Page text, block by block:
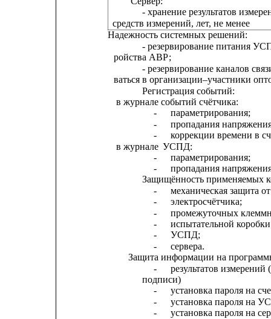
- хранение результатов
средств измерений, лет, не менее
Надежность системных решений:
- резервирование питания
ройства АВР;
- резервирование каналов
ваться в организации–участники
Регистрация событий:
в журнале событий счётчика:
-
параметрирования;
-
пропадания
-
коррекции времени в
в журнале УСПД:
-
параметрирования;
-
пропадания
Защищённость применяемых
-
механическая защита
-
электросчётчика;
-
промежуточных
-
испытательной
-
УСПД;
-
сервера.
Защита информации на
-
результатов
подписи)
-
установка пароля на
-
установка пароля на
-
установка пароля на